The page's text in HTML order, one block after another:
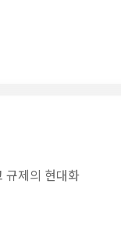
규제의 현대화